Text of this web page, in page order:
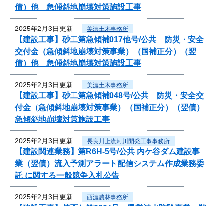
債）他 急傾斜地崩壊対策施設工事
2025年2月3日更新 美濃土木事務所
【建設工事】砂工第急傾補017他号/公共 防災・安全
交付金（急傾斜地崩壊対策事業）（国補正分）（翌
債）他 急傾斜地崩壊対策施設工事
2025年2月3日更新 美濃土木事務所
【建設工事】砂工第急傾補048号/公共 防災・安全交
付金（急傾斜地崩壊対策事業）（国補正分）（翌債）
急傾斜地崩壊対策施設工事
2025年2月3日更新 長良川上流河川開発工事事務所
【建設関連業務】第R6H-5号/公共 内ケ谷ダム建設事
業（翌債）流入予測アラート配信システム作成業務委
託 に関する一般競争入札公告
2025年2月3日更新 西濃農林事務所